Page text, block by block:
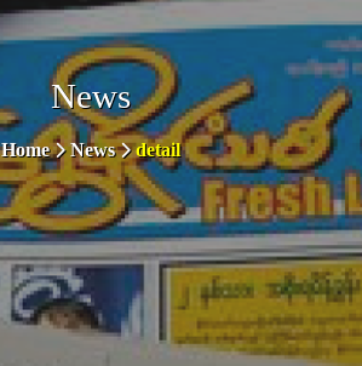
News
Home News detail